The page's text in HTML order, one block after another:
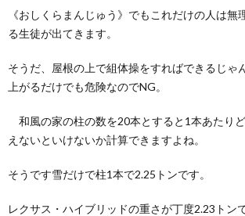
《おしくらまんじゅう》でもこれだけの人は無
る生徒が出てきます。
そうだ、屋根の上で組体操をすればできるじゃ
上がるだけでも危険なのでNG。
和風の家の柱の数を20本とすると1本あたり
えないといけないか計算できますよね。
そうです雪だけで柱1本で2.25トンです。
レクサス・ハイブリッドの重さが丁度2.23トン